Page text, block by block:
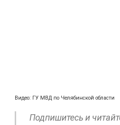
Видео: ГУ МВД по Челябинской области
Подпишитесь и